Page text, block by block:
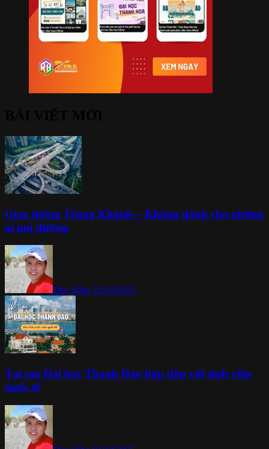
Giao thông Trùng Khánh – Không dành cho những
ai mù đường
Duy Riba 22/10/2025
Tại sao Đại học Thanh Đảo hấp dẫn với sinh viên
quốc tế